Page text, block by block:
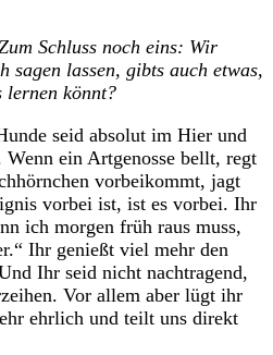
Schluss noch eins: Wir
sagen lassen, gibts auch etwas,
lernen könnt?
seid absolut im Hier und
ein Artgenosse bellt, regt
vorbeikommt, jagt
vorbei ist, ist es vorbei. Ihr
ich morgen früh raus muss,
Ihr genießt viel mehr den
Ihr seid nicht nachtragend,
Vor allem aber lügt ihr
ehrlich und teilt uns direkt